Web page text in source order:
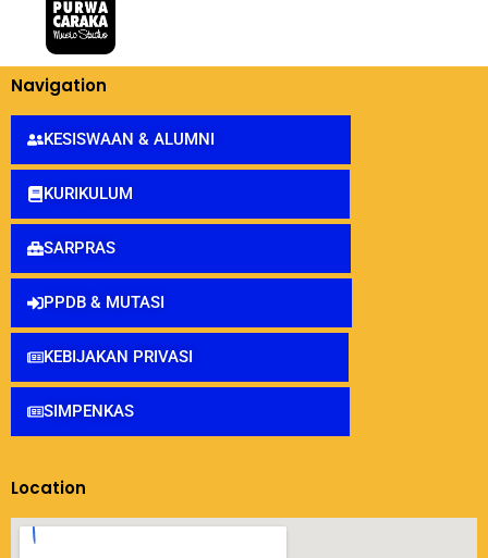
Navigation
KESISWAAN & ALUMNI
KURIKULUM
SARPRAS
PPDB & MUTASI
KEBIJAKAN PRIVASI
SIMPENKAS
Location